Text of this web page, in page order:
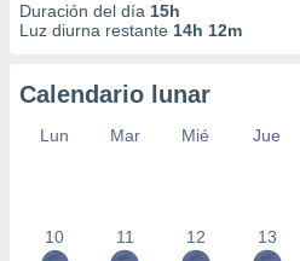
Duración del día 15h
Luz diurna restante 14h 12m
Calendario lunar
Lun Mar Mié Jue
10 11 12 13